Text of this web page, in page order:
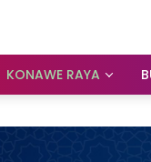
KONAWE RAYA